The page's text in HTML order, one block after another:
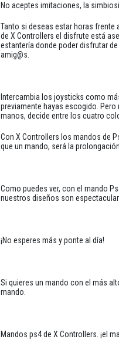
No aceptes imitaciones, la
Tanto si deseas estar horas
de X Controllers el disfrute está
estantería donde poder disfrutar
amig@s.
Intercambia los joysticks como
previamente hayas escogido.
manos, decide entre los cuatro
Con X Controllers los mandos de
que un mando, será la
Como puedes ver, con el mando
nuestros diseños son
¡No esperes más y ponte al día!
Si quieres un mando con el más
mando.
Mandos ps4 de X Controllers. ¡el